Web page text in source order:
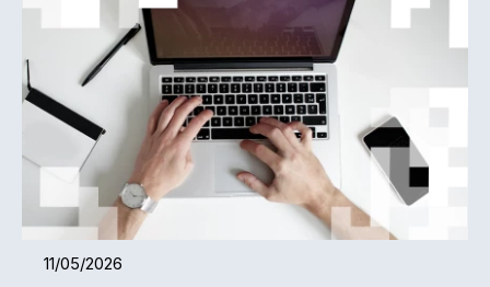
11/05/2026